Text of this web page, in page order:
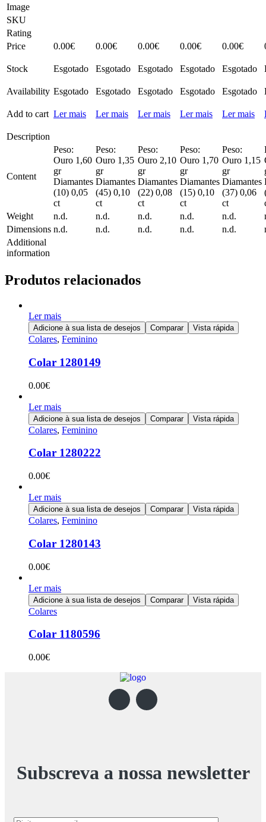
Image
SKU
Rating
Price
0.00€ 0.00€ 0.00€ 0.00€ 0.00€
Stock Esgotado Esgotado Esgotado Esgotado Esgotado
Availability Esgotado Esgotado Esgotado Esgotado Esgotado
Add to cart Ler mais Ler mais Ler mais Ler mais Ler mais
Description
Content
Peso:
Ouro 1,60
gr
Diamantes
(10) 0,05
ct
Peso:
Ouro 1,35
gr
Diamantes
(45) 0,10
ct
Peso:
Ouro 2,10
gr
Diamantes
(22) 0,08
ct
Peso:
Ouro 1,70
gr
Diamantes
(15) 0,10
ct
Peso:
Ouro 1,15
gr
Diamantes
(37) 0,06
ct
Weight
n.d. n.d. n.d. n.d. n.d.
Dimensions n.d. n.d. n.d. n.d. n.d.
Additional
information
Produtos relacionados
Ler mais
Adicione à sua lista de desejos Comparar Vista rápida
Colares, Feminino
Colar 1280149
0.00€
Ler mais
Adicione à sua lista de desejos Comparar Vista rápida
Colares, Feminino
Colar 1280222
0.00€
Ler mais
Adicione à sua lista de desejos Comparar Vista rápida
Colares, Feminino
Colar 1280143
0.00€
Ler mais
Adicione à sua lista de desejos Comparar Vista rápida
Colares
Colar 1180596
0.00€
Subscreva a nossa newsletter